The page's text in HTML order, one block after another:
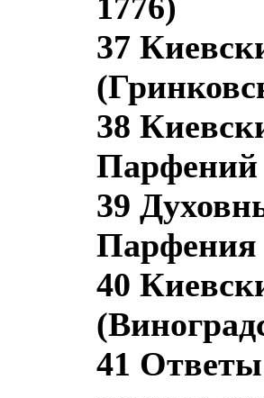
37
38
Парфений
39
Парфения
40
41